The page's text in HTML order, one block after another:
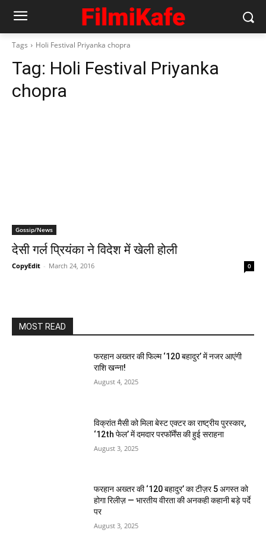
Tags Holi Festival Priyanka chopra
Tag: Holi Festival Priyanka
chopra
Gossip/News
देसी गर्ल प्रियंका ने विदेश में खेली होली
CopyEdit - March 24, 2016 0
MOST READ
फरहान अख्तर की फिल्म ‘120 बहादुर’ में नजर आएंगी
राशि खन्ना!
August 4, 2025
विक्रांत मैसी को मिला बेस्ट एक्टर का राष्ट्रीय पुरस्कार,
‘12th फेल’ में दमदार परफॉर्मेंस की हुई सराहना
August 3, 2025
फरहान अख्तर की ‘120 बहादुर’ का टीज़र 5 अगस्त को
होगा रिलीज़ — भारतीय वीरता की अनकही कहानी बड़े पर्दे
पर
August 3, 2025